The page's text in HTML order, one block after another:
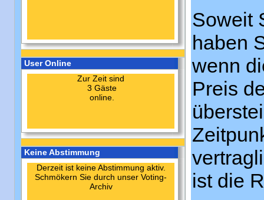
User Online
Zur Zeit sind
3 Gäste
online.
Keine Abstimmung
Derzeit ist keine Abstimmung aktiv.
Schmökern Sie durch unser Voting-
Archiv
Soweit
haben
wenn
Preis
ist die